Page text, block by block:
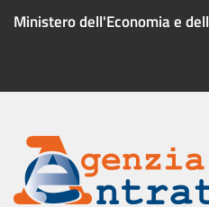
Ministero dell'Economia e
Menu
servizio